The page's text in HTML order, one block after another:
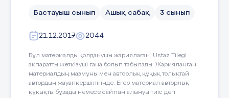
әңгімеле.
Әр оқушы өсімдіктердің адам үшін
пікірлері.
Кері байланыс «БББ кестесі»
Кейбір оқушылар орындай алады:
Логикалық тапсырмалар құрастыра алады.
Оқушылар орындай алады:
Бастауыш сынып Ашық сабақ 3 сынып
21.12.2017 2044
Бұл материалды қолданушы жариялаған. Ustaz Tilegi
ақпаратты жеткізуші ғана болып табылады. Жарияланған
материалдың мазмұны мен авторлық құқық толықтай
автордың жауапкершілігінде. Егер материал авторлық
құқықты бұзады немесе сайттан алынуы тиіс деп